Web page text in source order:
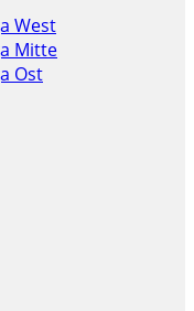
West
Mitte
Ost